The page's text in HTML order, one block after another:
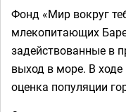
Фонд «Мир вокруг
млекопитающих
задействованные в
выход в море. В
оценка популяции